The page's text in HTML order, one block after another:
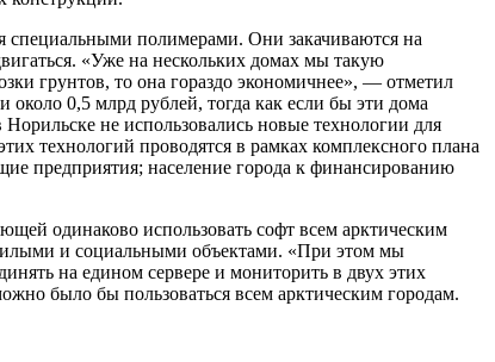
полимерами. Они закачиваются на
«Уже на нескольких домах мы такую
грунтов, то она гораздо экономичнее», — отметил
0,5 млрд рублей, тогда как если бы эти дома
не использовались новые технологии для
технологий проводятся в рамках комплексного плана
предприятия; население города к финансированию
одинаково использовать софт всем арктическим
и социальными объектами. «При этом мы
на едином сервере и мониторить в двух этих
было бы пользоваться всем арктическим городам.